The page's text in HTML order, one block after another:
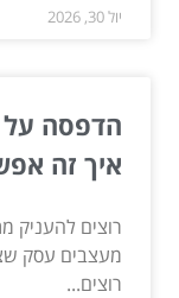
יול 30, 2026
הדפסה על
איך זה
רוצים להעניק
מעצבים עסק
רוצים...